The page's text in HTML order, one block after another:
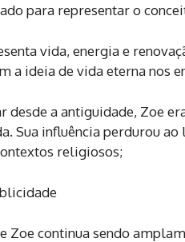
para representar o
vida, energia e
a ideia de vida eterna nos
desde a antiguidade, Zoe
Sua influência perdurou
religiosos;
Zoe continua sendo